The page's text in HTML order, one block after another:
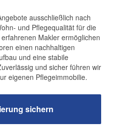
ausschließlich nach
und Pflegequalität für die
Makler ermöglichen
einen nachhaltigen
und eine stabile
und sicher führen wir
eigenen Pflegeimmobilie.
sichern